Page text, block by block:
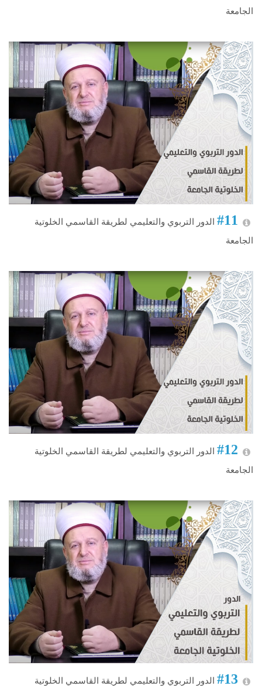
الجامعة
#11 الدور التربوي والتعليمي لطريقة القاسمي الخلوتية
الجامعة
#12 الدور التربوي والتعليمي لطريقة القاسمي الخلوتية
الجامعة
#13 الدور التربوي والتعليمي لطريقة القاسمي الخلوتية